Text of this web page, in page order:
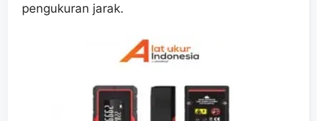
pengukuran jarak.